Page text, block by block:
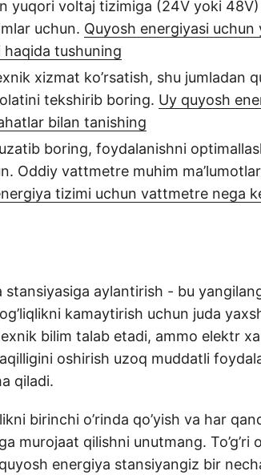
yuqori voltaj tizimiga (24V yoki 48V)
uchun. Quyosh energiyasi uchun
tushuning
xizmat ko’rsatish, shu jumladan
tekshirib boring. Uy quyosh
bilan tanishing
boring, foydalanishni
Oddiy vattmetre muhim
tizimi uchun vattmetre nega
stansiyasiga aylantirish - bu
kamaytirish uchun juda
bilim talab etadi, ammo elektr
oshirish uzoq muddatli
qiladi.
birinchi o’rinda qo’yish va har
murojaat qilishni unutmang. To’g’ri
energiya stansiyangiz bir